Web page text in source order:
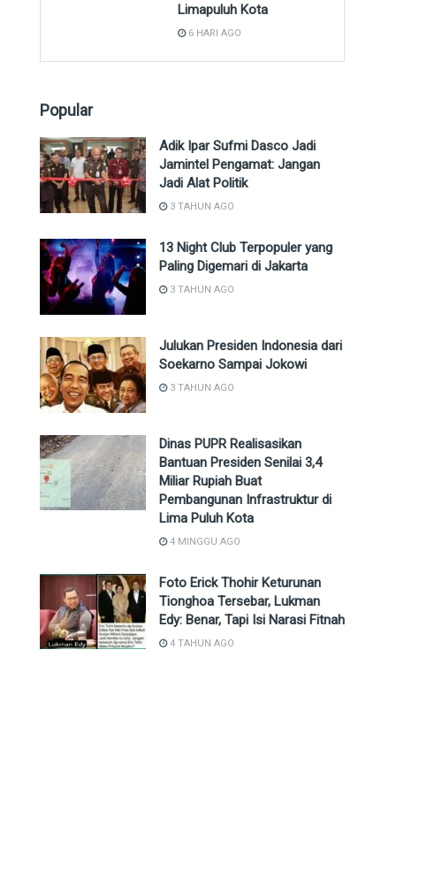
Limapuluh Kota
6 HARI AGO
Popular
Adik Ipar Sufmi Dasco Jadi
Jamintel Pengamat: Jangan
Jadi Alat Politik
3 TAHUN AGO
13 Night Club Terpopuler yang
Paling Digemari di Jakarta
3 TAHUN AGO
Julukan Presiden Indonesia dari
Soekarno Sampai Jokowi
3 TAHUN AGO
Dinas PUPR Realisasikan
Bantuan Presiden Senilai 3,4
Miliar Rupiah Buat
Pembangunan Infrastruktur di
Lima Puluh Kota
4 MINGGU AGO
Foto Erick Thohir Keturunan
Tionghoa Tersebar, Lukman
Edy: Benar, Tapi Isi Narasi Fitnah
4 TAHUN AGO